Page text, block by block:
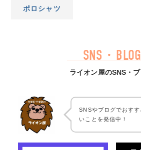
ポロシャツ
SNS・BLOG
ライオン屋のSNS・
SNSやブログでおす
いことを発信中！